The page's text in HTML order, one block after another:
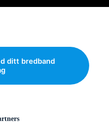
ditt bredband